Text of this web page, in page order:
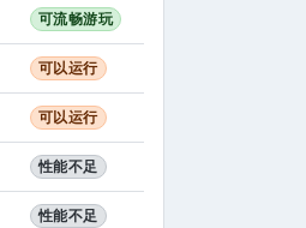
可流畅游玩
可以运行
可以运行
性能不足
性能不足